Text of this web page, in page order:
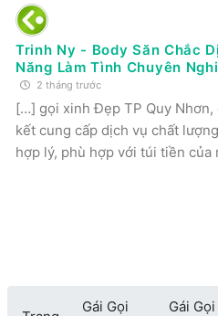
Trinh Ny - Body Săn Chắc
Năng Làm Tình Chuyên
2 tháng trước
[…] gọi xinh Đẹp TP Quy Nhơn,
kết cung cấp dịch vụ chất
hợp lý, phù hợp với túi tiền của
Gái Gọi
Gái Gọi